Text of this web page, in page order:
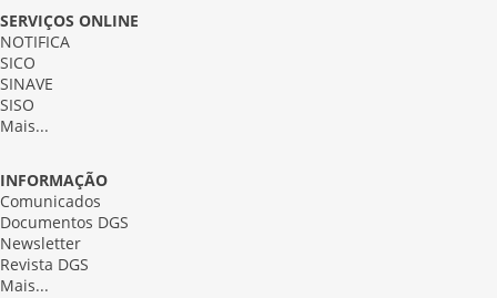
SERVIÇOS ONLINE
NOTIFICA
SICO
SINAVE
SISO
Mais...
INFORMAÇÃO
Comunicados
Documentos DGS
Newsletter
Revista DGS
Mais...